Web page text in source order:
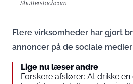
Shutterstock.com
Flere virksomheder har gjort
annoncer på de sociale medier
Lige nu læser andre
Forskere afslører: At drikke